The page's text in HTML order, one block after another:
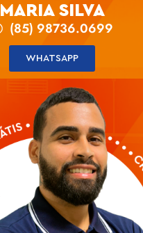
MARIA SILVA
(85) 98736.0699
WHATSAPP